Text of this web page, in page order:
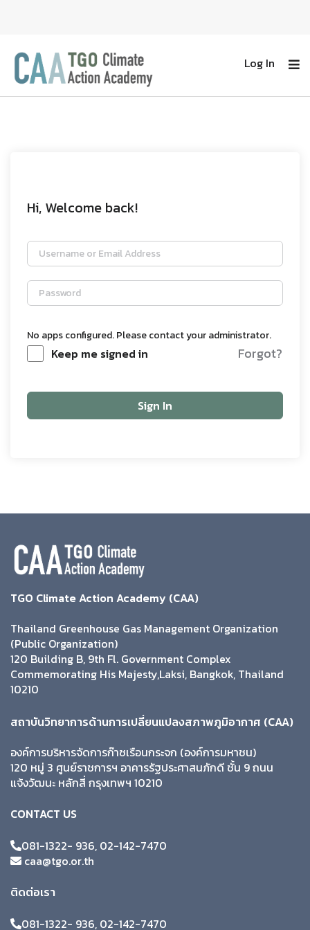
Log In
Hi, Welcome back!
No apps configured. Please contact your administrator.
Keep me signed in Forgot?
Sign In
TGO Climate Action Academy (CAA)
Thailand Greenhouse Gas Management Organization
(Public Organization)
120 Building B, 9th Fl. Government Complex
Commemorating His Majesty,Laksi, Bangkok, Thailand
10210
สถาบันวิทยาการด้านการเปลี่ยนแปลงสภาพภูมิอากาศ (CAA)
องค์การบริหารจัดการก๊าซเรือนกระจก (องค์การมหาชน)
120 หมู่ 3 ศูนย์ราชการฯ อาคารรัฐประศาสนภักดี ชั้น 9 ถนน
แจ้งวัฒนะ หลักสี่ กรุงเทพฯ 10210
CONTACT US
081-1322- 936, 02-142-7470
caa@tgo.or.th
ติดต่อเรา
081-1322- 936, 02-142-7470